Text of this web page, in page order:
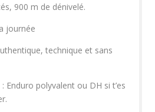
900 m de dénivelé.
journée
technique et sans
: Enduro polyvalent ou DH si t’es